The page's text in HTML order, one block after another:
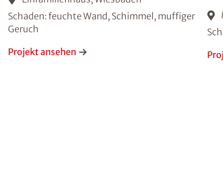
Schaden: feuchte Wand, Schimmel, muffiger
Geruch
Projekt ansehen